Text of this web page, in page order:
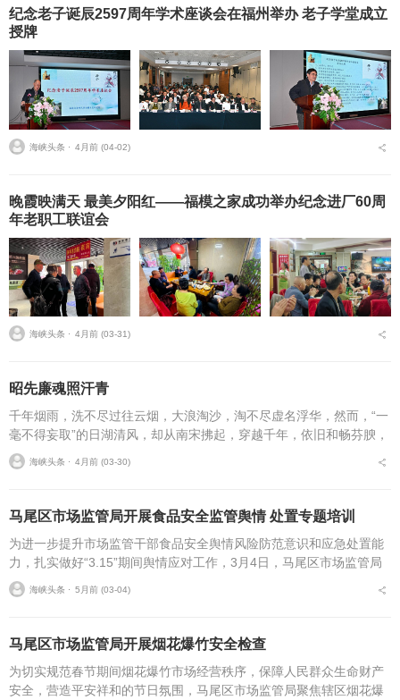
纪念老子诞辰2597周年学术座谈会在福州举办 老子学堂成立
授牌
海峡头条 ⋅ 4月前 (04-02)
晚霞映满天 最美夕阳红——福模之家成功举办纪念进厂60周
年老职工联谊会
海峡头条 ⋅ 4月前 (03-31)
昭先廉魂照汗青
千年烟雨，洗不尽过往云烟，大浪淘沙，淘不尽虚名浮华，然而，“一
毫不得妄取”的日湖清风，却从南宋拂起，穿越千年，依旧和畅芬腴，
抚平了古今多少妄取之心。闽山苍苍，敖水泱泱。唐末，郑氏祖辈随
王审知入闽，发现...
海峡头条 ⋅ 4月前 (03-30)
马尾区市场监管局开展食品安全监管舆情 处置专题培训
为进一步提升市场监管干部食品安全舆情风险防范意识和应急处置能
力，扎实做好“3.15”期间舆情应对工作，3月4日，马尾区市场监管局
组织开展2026年食品安全监管舆情案例与舆情处置培训，局领导班子
及各科所...
海峡头条 ⋅ 5月前 (03-04)
马尾区市场监管局开展烟花爆竹安全检查
为切实规范春节期间烟花爆竹市场经营秩序，保障人民群众生命财产
安全，营造平安祥和的节日氛围，马尾区市场监管局聚焦辖区烟花爆